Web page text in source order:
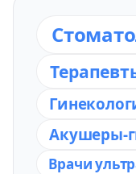
Акушеры-
Врачи